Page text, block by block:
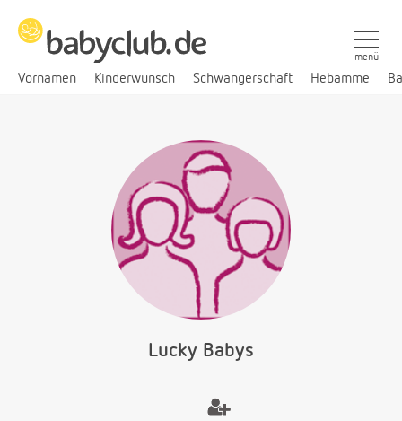
Vornamen Kinderwunsch Schwangerschaft Hebamme
menü
Lucky Babys